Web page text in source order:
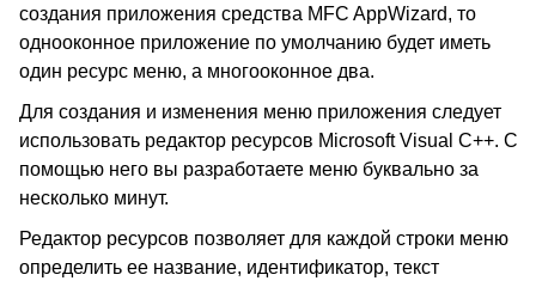
создания приложения средства MFC AppWizard, то
однооконное приложение по умолчанию будет иметь
один ресурс меню, а многооконное два.
Для создания и изменения меню приложения следует
использовать редактор ресурсов Microsoft Visual C++. С
помощью него вы разработаете меню буквально за
несколько минут.
Редактор ресурсов позволяет для каждой строки меню
определить ее название, идентификатор, текст